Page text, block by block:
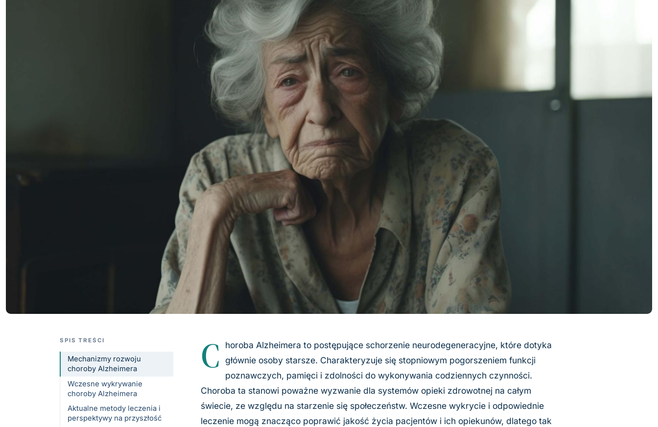
SPIS TREŚCI
Mechanizmy rozwoju
choroby Alzheimera
Wczesne wykrywanie
choroby Alzheimera
Aktualne metody leczenia i
perspektywy na przyszłość
C
horoba Alzheimera to postępujące schorzenie neurodegeneracyjne, które dotyka
głównie osoby starsze. Charakteryzuje się stopniowym pogorszeniem funkcji
poznawczych, pamięci i zdolności do wykonywania codziennych czynności.
Choroba ta stanowi poważne wyzwanie dla systemów opieki zdrowotnej na całym
świecie, ze względu na starzenie się społeczeństw. Wczesne wykrycie i odpowiednie
leczenie mogą znacząco poprawić jakość życia pacjentów i ich opiekunów, dlatego tak